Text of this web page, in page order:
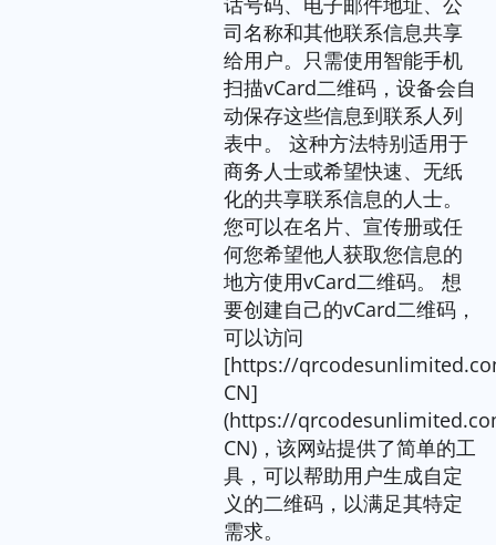
司名称和其他联系信息共享
给用户。只需使用智能手机
扫描vCard二维码，设备会自
动保存这些信息到联系人列
表中。 这种方法特别适用于
商务人士或希望快速、无纸
化的共享联系信息的人士。
您可以在名片、宣传册或任
何您希望他人获取您信息的
地方使用vCard二维码。 想
要创建自己的vCard二维码，
可以访问
[https://
CN]
(https://
CN)，该网站提供了简单的工
具，可以帮助用户生成自定
义的二维码，以满足其特定
需求。